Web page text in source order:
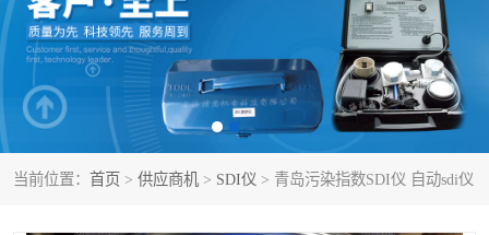
当前位置： 首页 > 供应商机 > SDI仪 > 青岛污染指数SDI仪 自动sdi仪
SDI仪 过滤膜过滤纸
PH电导测试笔 水质分析仪
水质检测仪 电导测试笔
PH电导测试仪